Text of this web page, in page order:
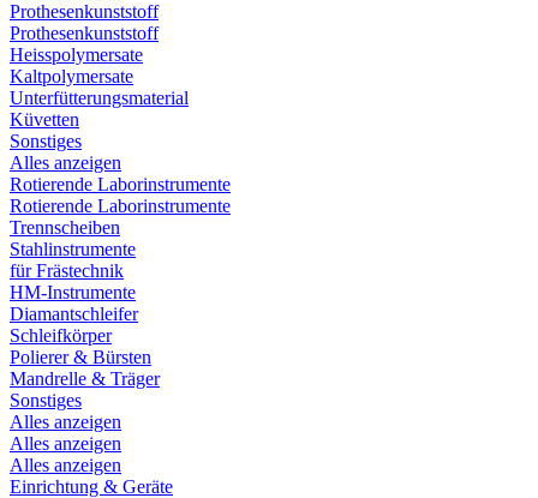
Prothesenkunststoff
Prothesenkunststoff
Heisspolymersate
Kaltpolymersate
Unterfütterungsmaterial
Küvetten
Sonstiges
Alles anzeigen
Rotierende Laborinstrumente
Rotierende Laborinstrumente
Trennscheiben
Stahlinstrumente
für Frästechnik
HM-Instrumente
Diamantschleifer
Schleifkörper
Polierer & Bürsten
Mandrelle & Träger
Sonstiges
Alles anzeigen
Alles anzeigen
Alles anzeigen
Einrichtung & Geräte